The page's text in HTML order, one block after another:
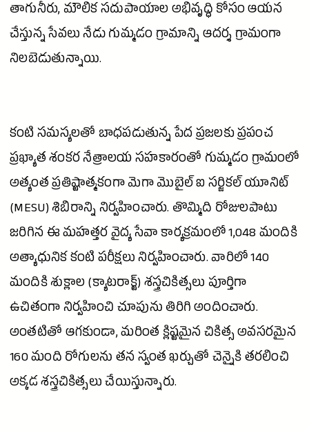
తాగునీరు, మౌలిక సదుపాయాల అభివృద్ధి కోసం ఆయన
చేస్తున్న సేవలు నేడు గుమ్మడం గ్రామాన్ని ఆదర్శ గ్రామంగా
నిలబెడుతున్నాయి.
కంటి సమస్యలతో బాధపడుతున్న పేద ప్రజలకు ప్రపంచ
ప్రఖ్యాత శంకర నేత్రాలయ సహకారంతో గుమ్మడం గ్రామంలో
అత్యంత ప్రతిష్టాత్మకంగా మెగా మొబైల్ ఐ సర్జికల్ యూనిట్
(MESU) శిబిరాన్ని నిర్వహించారు. తొమ్మిది రోజులపాటు
జరిగిన ఈ మహత్తర వైద్య సేవా కార్యక్రమంలో 1,048 మందికి
అత్యాధునిక కంటి పరీక్షలు నిర్వహించారు. వారిలో 140
మందికి శుక్లాల (క్యాటరాక్ట్) శస్త్రచికిత్సలు పూర్తిగా
ఉచితంగా నిర్వహించి చూపును తిరిగి అందించారు.
అంతటితో ఆగకుండా, మరింత క్లిష్టమైన చికిత్స అవసరమైన
160 మంది రోగులను తన స్వంత ఖర్చుతో చెన్నైకి తరలించి
అక్కడ శస్త్రచికిత్సలు చేయిస్తున్నారు.